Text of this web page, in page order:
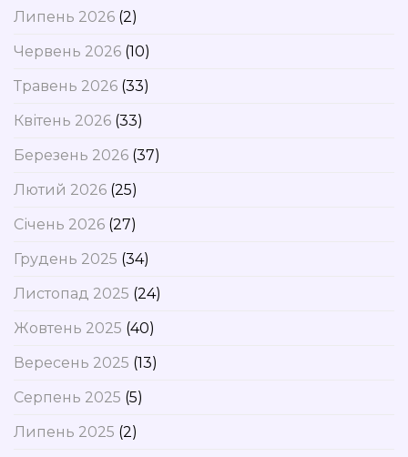
Липень 2026 (2)
Червень 2026 (10)
Травень 2026 (33)
Квітень 2026 (33)
Березень 2026 (37)
Лютий 2026 (25)
Січень 2026 (27)
Грудень 2025 (34)
Листопад 2025 (24)
Жовтень 2025 (40)
Вересень 2025 (13)
Серпень 2025 (5)
Липень 2025 (2)